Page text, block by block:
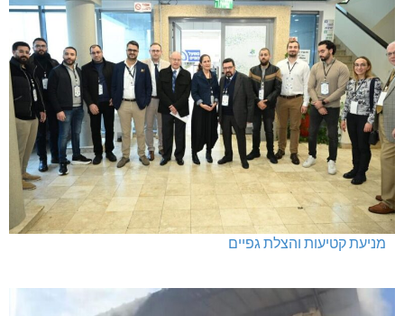
מניעת קטיעות והצלת גפיים